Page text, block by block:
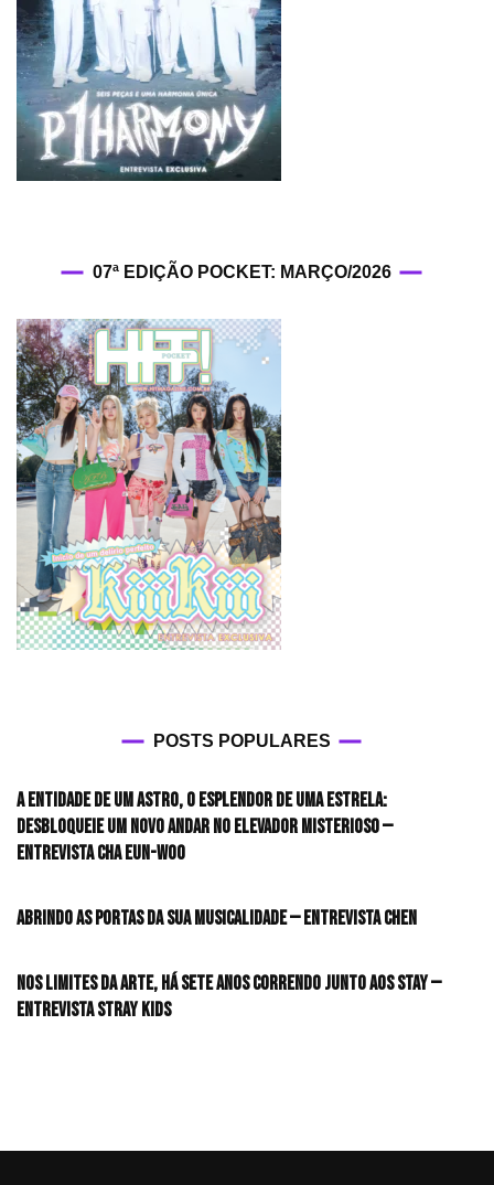
07ª EDIÇÃO POCKET: MARÇO/2026
POSTS POPULARES
A entidade de um astro, o esplendor de uma estrela:
desbloqueie um novo andar no elevador misterioso —
Entrevista CHA EUN-WOO
Abrindo as portas da sua musicalidade — Entrevista CHEN
Nos limites da arte, há sete anos correndo junto aos STAY —
Entrevista Stray Kids